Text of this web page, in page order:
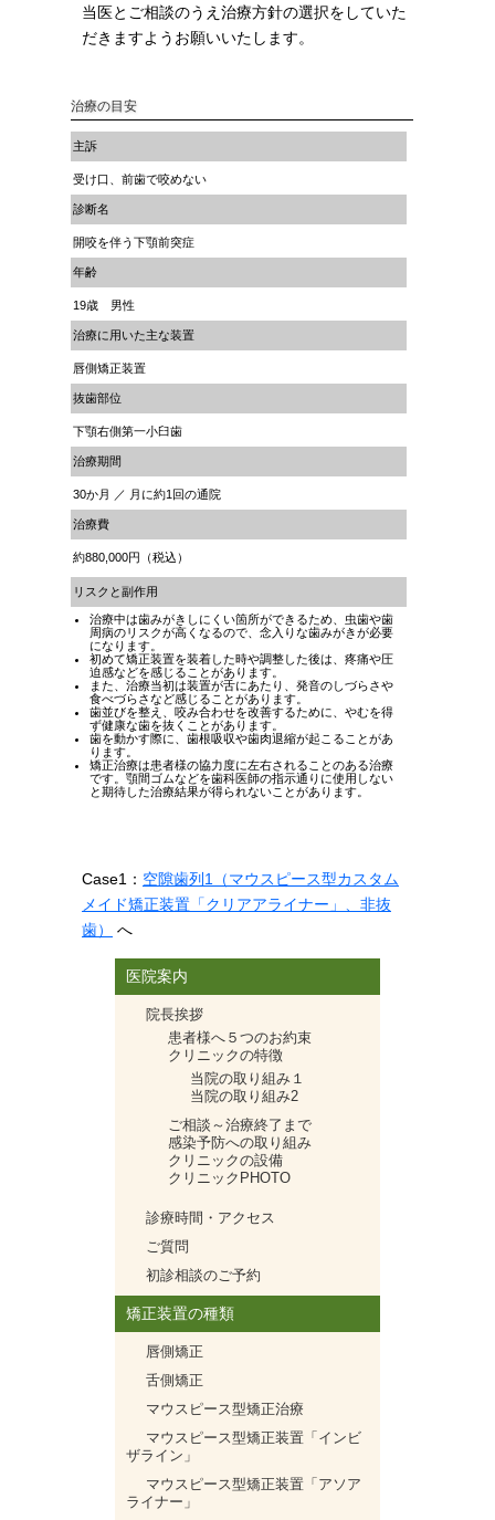
当医とご相談のうえ治療方針の選択をしていた
だきますようお願いいたします。
治療の目安
主訴
受け口、前歯で咬めない
診断名
開咬を伴う下顎前突症
年齢
19歳 男性
治療に用いた主な装置
唇側矯正装置
抜歯部位
下顎右側第一小臼歯
治療期間
30か月 ／ 月に約1回の通院
治療費
約880,000円（税込）
リスクと副作用
治療中は歯みがきしにくい箇所ができるため、虫歯や歯
周病のリスクが高くなるので、念入りな歯みがきが必要
になります。
初めて矯正装置を装着した時や調整した後は、疼痛や圧
迫感などを感じることがあります。
また、治療当初は装置が舌にあたり、発音のしづらさや
食べづらさなど感じることがあります。
歯並びを整え、咬み合わせを改善するために、やむを得
ず健康な歯を抜くことがあります。
歯を動かす際に、歯根吸収や歯肉退縮が起こることがあ
ります。
矯正治療は患者様の協力度に左右されることのある治療
です。顎間ゴムなどを歯科医師の指示通りに使用しない
と期待した治療結果が得られないことがあります。
Case1： 空隙歯列1（マウスピース型カスタム
メイド矯正装置「クリアアライナー」
、非抜
歯）
へ
医院案内
院長挨拶
患者様へ５つのお約束
クリニックの特徴
当院の取り組み１
当院の取り組み2
ご相談～治療終了まで
感染予防への取り組み
クリニックの設備
クリニックPHOTO
診療時間・アクセス
ご質問
初診相談のご予約
矯正装置の種類
唇側矯正
舌側矯正
マウスピース型矯正治療
マウスピース型矯正装置「インビ
ザライン」
マウスピース型矯正装置「アソア
ライナー」